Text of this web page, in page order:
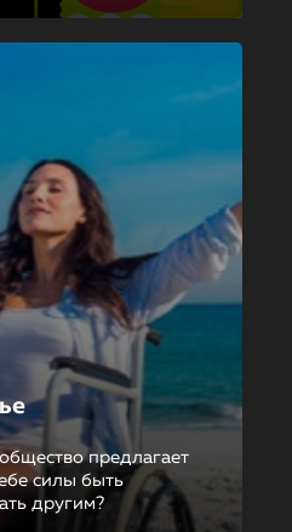
предлагает
силы быть
другим?